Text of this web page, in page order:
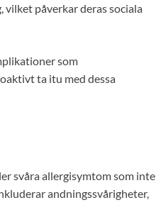
påverkar deras sociala
som
ta itu med dessa
svåra allergisymtom som inte
andningssvårigheter,